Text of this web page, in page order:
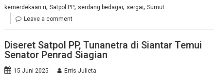
kemerdekaan ri,Satpol PP, serdang bedagai, sergai,Sumut
Leave a comment
Diseret Satpol PP, Tunanetra di Siantar Temui
Senator Penrad Siagian
15 Juni 2025 Erris Julieta